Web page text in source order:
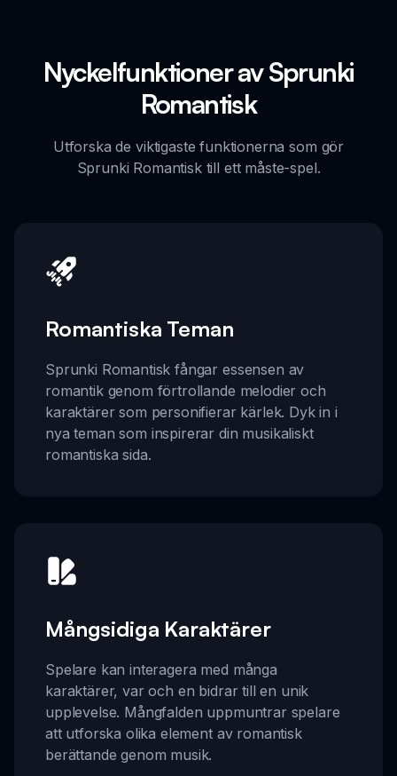
Nyckelfunktioner av Sprunki
Romantisk
Utforska de viktigaste funktionerna som gör
Sprunki Romantisk till ett måste-spel.
Romantiska Teman
Sprunki Romantisk fångar essensen av
romantik genom förtrollande melodier och
karaktärer som personifierar kärlek. Dyk in i
nya teman som inspirerar din musikaliskt
romantiska sida.
Mångsidiga Karaktärer
Spelare kan interagera med många
karaktärer, var och en bidrar till en unik
upplevelse. Mångfalden uppmuntrar spelare
att utforska olika element av romantisk
berättande genom musik.